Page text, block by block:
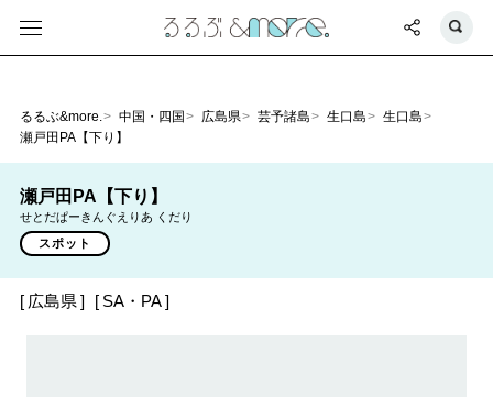
るるぶ&more. 中国・四国 広島県 芸予諸島 生口島
生口島
瀬戸田PA【下り】
瀬戸田PA【下り】
せとだぱーきんぐえりあ くだり
スポット
広島県 SA・PA